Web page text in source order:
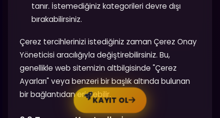
tanır. İstemediğiniz kategorileri devre dışı
bırakabilirsiniz.
Çerez tercihlerinizi istediğiniz zaman Çerez Onay
Yöneticisi aracılığıyla değiştirebilirsiniz. Bu,
genellikle web sitemizin altbilgisinde "Çerez
Ayarları" veya benzeri bir başlık altında bulunan
bir bağlantıdan erişilebilir.
KAYIT OL